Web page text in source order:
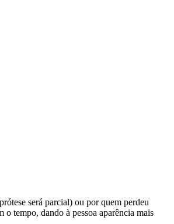
será parcial) ou por quem perdeu
o tempo, dando à pessoa aparência mais